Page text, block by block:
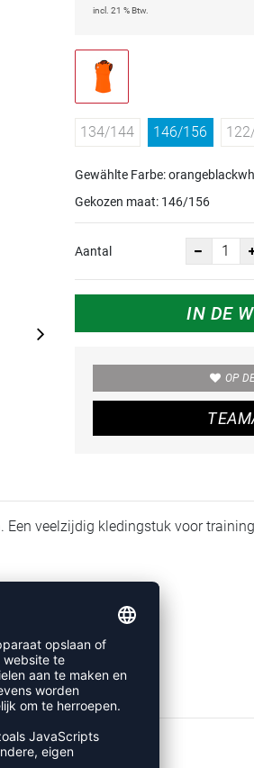
incl. 21 % Btw.
134/144 146/156
Gewählte Farbe:
Gekozen maat: 146/156
Aantal
IN DE
OP
veelzijdig kledingstuk voor